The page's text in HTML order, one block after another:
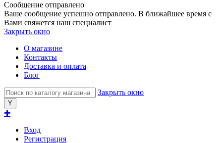
Сообщение отправлено
Ваше сообщение успешно отправлено. В ближайшее время с
Вами свяжется наш специалист
Закрыть окно
О магазине
Контакты
Доставка и оплата
Блог
Закрыть окно
✚
Вход
Регистрация